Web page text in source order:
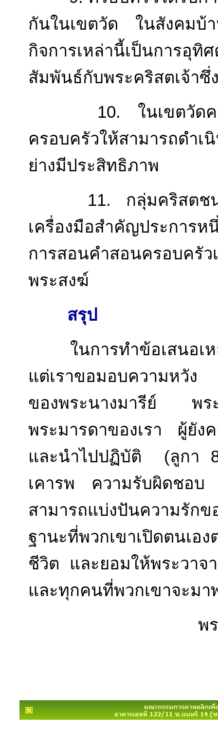
กันในเขตวัด ในสังคมบ้
กิจการเหล่านี้เป็นการ
สัมพันธ์กับพระคริสตเจ้าซึ่
10. ในเขตวัดควรมี
ครอบครัวให้สามารถดำ
ย่างมีประสิทธิภาพ
11. กลุ่มคริสตชนขอ
เครื่องมือสำคัญประกา
การสอนคำสอนครอบครั
พระสงฆ์
สรุป
ในการทำข้อเสนอเหล่
แต่เราขอมอบความหวั
ของพระนางมารีย์ พร
พระมารดาของเรา ผู้ยัง
และนำไปปฏิบัติ (ลูกา
เคารพ ความรับผิดชอ
สามารถแบ่งปันความรั
ฐานะที่พวกเขาเปิดตนเอ
ชีวิต และยอมให้พระวาจ
และทุกคนที่พวกเขาจะมา
พระ